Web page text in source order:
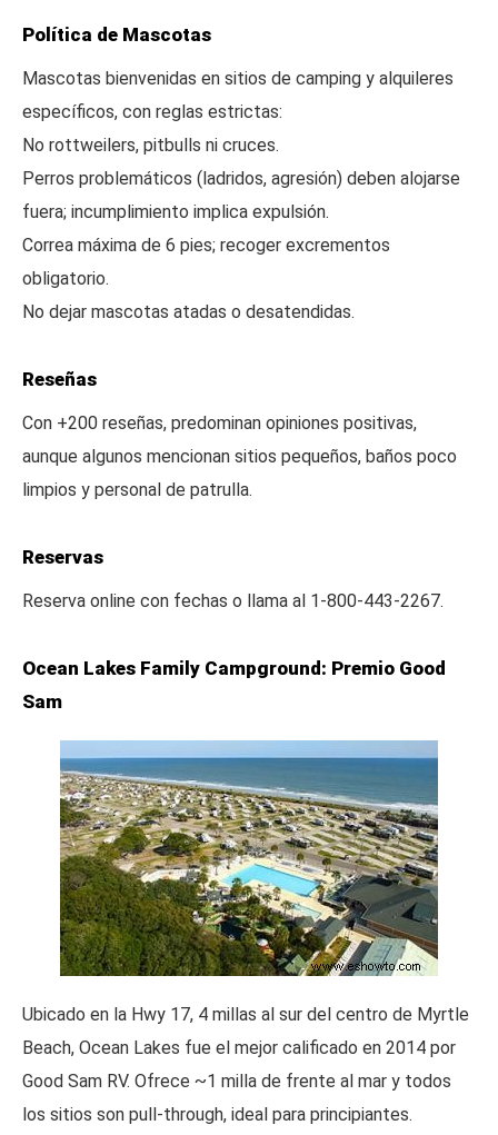
Política de Mascotas
Mascotas bienvenidas en sitios de camping y alquileres
específicos, con reglas estrictas:
No rottweilers, pitbulls ni cruces.
Perros problemáticos (ladridos, agresión) deben alojarse
fuera; incumplimiento implica expulsión.
Correa máxima de 6 pies; recoger excrementos
obligatorio.
No dejar mascotas atadas o desatendidas.
Reseñas
Con +200 reseñas, predominan opiniones positivas,
aunque algunos mencionan sitios pequeños, baños poco
limpios y personal de patrulla.
Reservas
Reserva online con fechas o llama al 1-800-443-2267.
Ocean Lakes Family Campground: Premio Good
Sam
Ubicado en la Hwy 17, 4 millas al sur del centro de Myrtle
Beach, Ocean Lakes fue el mejor calificado en 2014 por
Good Sam RV. Ofrece ~1 milla de frente al mar y todos
los sitios son pull-through, ideal para principiantes.